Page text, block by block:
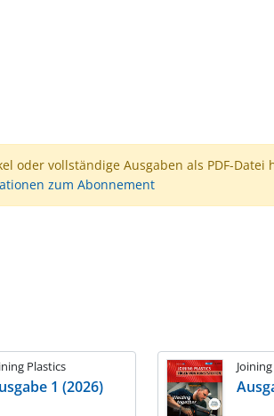
oder vollständige Ausgaben als PDF-
zum Abonnement
Plastics
1 (2026)